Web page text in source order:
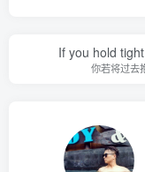
If you hold
你若将过去